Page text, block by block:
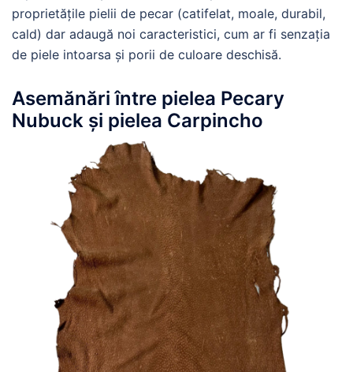
proprietățile pielii de pecar (catifelat, moale, durabil,
cald) dar adaugă noi caracteristici, cum ar fi senzația
de piele intoarsa și porii de culoare deschisă.
Asemănări între pielea Pecary
Nubuck și pielea Carpincho